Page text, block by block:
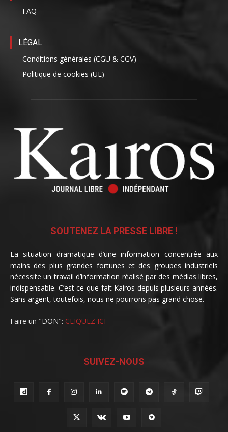
– FAQ
LÉGAL
– Conditions générales (CGU & CGV)
– Politique de cookies (UE)
SOUTENEZ LA PRESSE LIBRE !
La situation dramatique d’une information concentrée aux
mains des plus grandes fortunes et des groupes industriels
nécessite un travail d’information réalisé par des médias libres,
indispensable. C’est ce que fait Kairos depuis plusieurs années.
Sans argent, toutefois, nous ne pourrons pas grand chose.
Faire un "DON": CLIQUEZ ICI
SUIVEZ-NOUS